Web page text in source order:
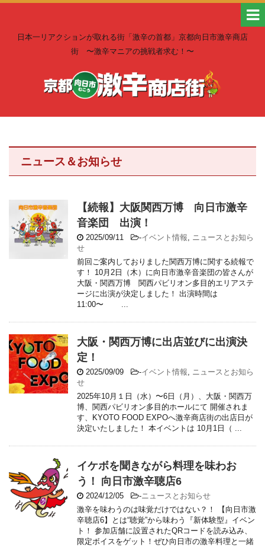
日本一リアクションが取れる街「激辛の首都」京都向日市激辛商店
街 〜激辛マニアの挑戦者求む！〜
ニュース＆お知らせ
【続報】大阪関西万博 向日市激辛
音楽団 出演！
2025/09/11 -イベント情報, ニュースとお知ら
せ
前回ご案内しておりました関西万博に関する続報で
す！ 10月2日（木）に向日市激辛音楽団の皆さんが
大阪・関西万博 関西パビリオン多目的エリアステ
ージに出演が決定しました！ 出演時間は
11:00〜 ...
大阪・関西万博に出店並びに出演決
定！
2025/09/09 -イベント情報, ニュースとお知ら
せ
2025年10月１日（水）〜6日（月）、大阪・関西万
博、関西パビリオン多目的ホールにて 開催されま
す、KYOTO FOOD EXPOへ激辛商店街の出店日が
決定いたしました！ 本イベントは 10月1日（ ...
イケボを聞きながら料理を味わお
う！ 向日市激辛聴店6
2024/12/05 -ニュースとお知らせ
激辛を味わうのは味覚だけではない？！ 【向日市激
辛聴店6】とは“聴覚”から味わう『新体験型』イベン
ト！ 参加店舗に設置されたQRコードを読み込み、
限定ボイスをゲット！ぜひ向日市の激辛料理と一緒